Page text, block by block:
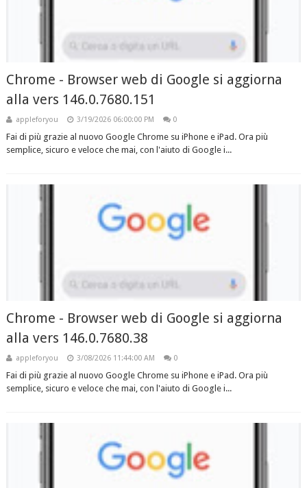
Chrome - Browser web di Google si aggiorna
alla vers 146.0.7680.151
appleforyou 3/19/2026 06:00:00 PM 0
Fai di più grazie al nuovo Google Chrome su iPhone e iPad. Ora più
semplice, sicuro e veloce che mai, con l'aiuto di Google i...
Chrome - Browser web di Google si aggiorna
alla vers 146.0.7680.38
appleforyou 3/08/2026 11:44:00 AM 0
Fai di più grazie al nuovo Google Chrome su iPhone e iPad. Ora più
semplice, sicuro e veloce che mai, con l'aiuto di Google i...